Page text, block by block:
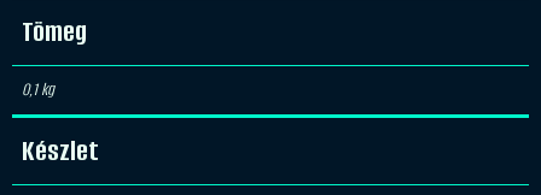
Tömeg
0,1 kg
Készlet